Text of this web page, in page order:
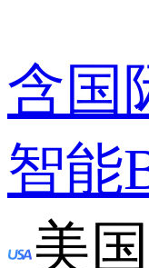
含国
智能
美